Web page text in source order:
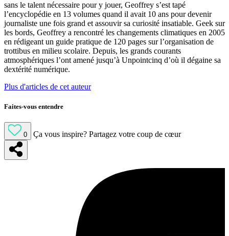
sans le talent nécessaire pour y jouer, Geoffrey s’est tapé
l’encyclopédie en 13 volumes quand il avait 10 ans pour devenir
journaliste une fois grand et assouvir sa curiosité insatiable. Geek sur
les bords, Geoffrey a rencontré les changements climatiques en 2005
en rédigeant un guide pratique de 120 pages sur l’organisation de
trottibus en milieu scolaire. Depuis, les grands courants
atmosphériques l’ont amené jusqu’à Unpointcinq d’où il dégaine sa
dextérité numérique.
Plus d'articles de cet auteur
Faites-vous entendre
0 Ça vous inspire? Partagez votre coup de cœur